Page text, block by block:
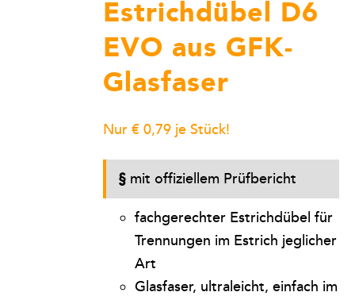
Warenkorb
Estrichdübel D6
EVO aus GFK-
Glasfaser
Nur € 0,79 je Stück!
§ mit offiziellem Prüfbericht
fachgerechter Estrichdübel für
Trennungen im Estrich jeglicher
Art
Glasfaser, ultraleicht, einfach im